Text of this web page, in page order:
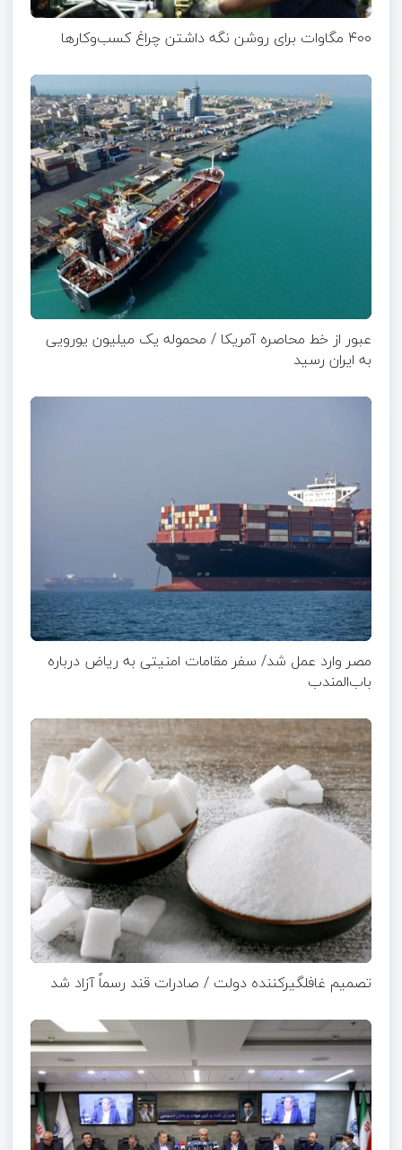
۴۰۰ مگاوات برای روشن نگه داشتن چراغ کسب‌وکار‌ها
عبور از خط محاصره آمریکا / محموله یک میلیون یورویی
به ایران رسید
مصر وارد عمل شد/ سفر مقامات امنیتی به ریاض درباره
باب‌المندب
تصمیم غافلگیرکننده دولت / صادرات قند رسماً آزاد شد